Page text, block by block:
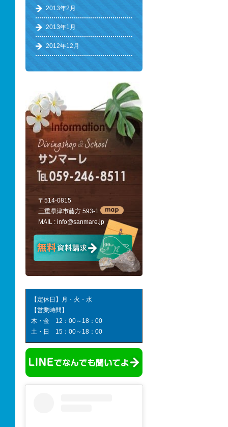
2013年2月
2013年1月
2012年12月
〒514-0815
三重県津市藤方 593-1
MAIL : info@sanmare.jp
【定休日】月・火・水
【営業時間】
木・金 12：00～18：00
土・日 15：00～18：00